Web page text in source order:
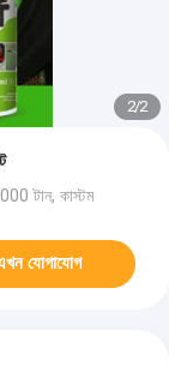
2/2
টান, কাস্টম
যোগাযোগ